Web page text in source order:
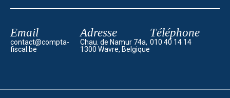
Email
contact@compta-
fiscal.be
Adresse
Chau. de Namur 74a,
1300 Wavre, Belgique
Téléphone
010 40 14 14